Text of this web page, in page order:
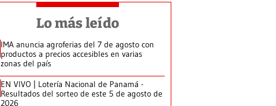
Lo más leído
IMA anuncia agroferias del 7 de agosto con
productos a precios accesibles en varias
zonas del país
EN VIVO | Lotería Nacional de Panamá -
Resultados del sorteo de este 5 de agosto de
2026